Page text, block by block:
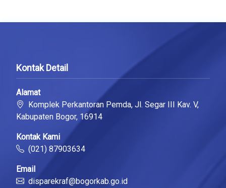
Kontak Detail
Alamat
Komplek Perkantoran Pemda, Jl. Segar III Kav. V,
Kabupaten Bogor, 16914
Kontak Kami
(021) 87903634
Email
disparekraf@bogorkab.go.id